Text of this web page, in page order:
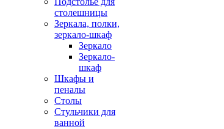
столешницы
Зеркала, полки,
зеркало-шкаф
Зеркало
Зеркало-
шкаф
Шкафы и
пеналы
Столы
Стульчики для
ванной